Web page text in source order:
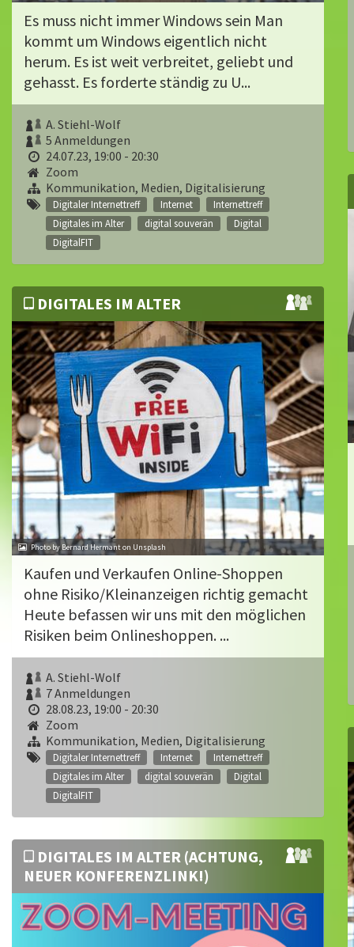
Es muss nicht immer Windows sein Man
kommt um Windows eigentlich nicht
herum. Es ist weit verbreitet, geliebt und
gehasst. Es forderte ständig zu U...
A. Stiehl-Wolf
5 Anmeldungen
24.07.23, 19:00 - 20:30
Zoom
Kommunikation, Medien, Digitalisierung
Digitaler Internettreff Internet
Internettreff
Digitales im Alter
digital souverän
Digital
DigitalFIT
DIGITALES IM ALTER
Photo by Bernard Hermant on Unsplash
Kaufen und Verkaufen Online-Shoppen
ohne Risiko/Kleinanzeigen richtig gemacht
Heute befassen wir uns mit den möglichen
Risiken beim Onlineshoppen. ...
A. Stiehl-Wolf
7 Anmeldungen
28.08.23, 19:00 - 20:30
Zoom
Kommunikation, Medien, Digitalisierung
Digitaler Internettreff Internet
Internettreff
Digitales im Alter
digital souverän
Digital
DigitalFIT
DIGITALES IM ALTER (ACHTUNG,
NEUER KONFERENZLINK!)